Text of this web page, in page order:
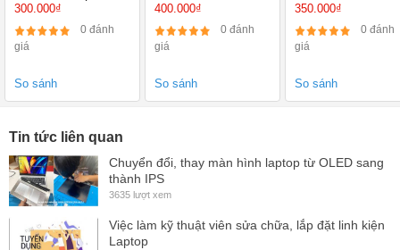
Dell Precision
3510 3520
300.000₫
0 đánh
giá
So sánh
9570 0TX47W 6
dây dẫn
400.000₫
0 đánh
giá
So sánh
Latitude E7450
350.000₫
0 đánh
giá
So sánh
Tin tức liên quan
Chuyển đổi, thay màn hình laptop từ OLED sang
thành IPS
3635 lượt xem
Việc làm kỹ thuật viên sửa chữa, lắp đặt linh kiện
Laptop